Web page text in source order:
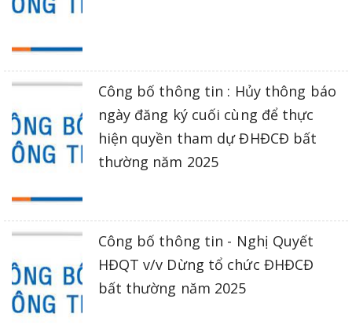
Công bố thông tin : Hủy thông báo
ngày đăng ký cuối cùng để thực
hiện quyền tham dự ĐHĐCĐ bất
thường năm 2025
Công bố thông tin - Nghị Quyết
HĐQT v/v Dừng tổ chức ĐHĐCĐ
bất thường năm 2025